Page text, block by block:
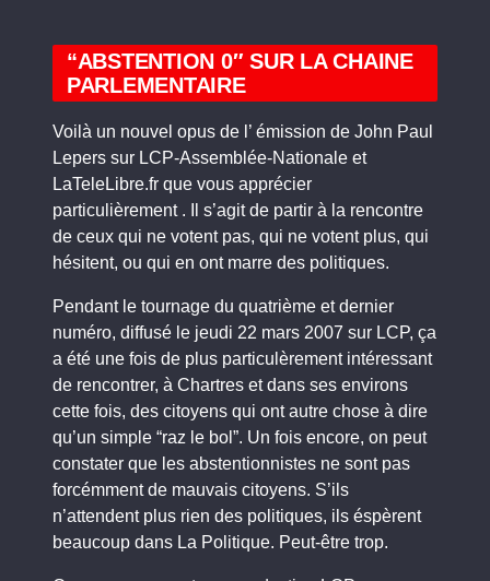
“ABSTENTION 0″ SUR LA CHAINE
PARLEMENTAIRE
Voilà un nouvel opus de l’ émission de John Paul
Lepers sur LCP-Assemblée-Nationale et
LaTeleLibre.fr que vous apprécier
particulièrement . Il s’agit de partir à la rencontre
de ceux qui ne votent pas, qui ne votent plus, qui
hésitent, ou qui en ont marre des politiques.
Pendant le tournage du quatrième et dernier
numéro, diffusé le jeudi 22 mars 2007 sur LCP, ça
a été une fois de plus particulèrement intéressant
de rencontrer, à Chartres et dans ses environs
cette fois, des citoyens qui ont autre chose à dire
qu’un simple “raz le bol”. Un fois encore, on peut
constater que les abstentionnistes ne sont pas
forcémment de mauvais citoyens. S’ils
n’attendent plus rien des politiques, ils éspèrent
beaucoup dans La Politique. Peut-être trop.